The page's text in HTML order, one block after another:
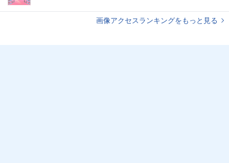
画像アクセスランキングをもっと見る